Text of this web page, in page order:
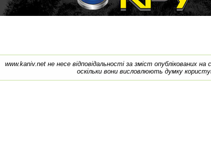
www.kaniv.net не несе відповідальності за зміст опублікованих на
оскільки вони висловлюють думку